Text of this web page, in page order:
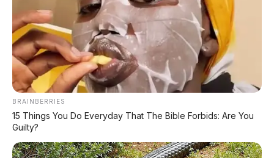
BRAINBERRIES
15 Things You Do Everyday That The Bible Forbids: Are You
Guilty?